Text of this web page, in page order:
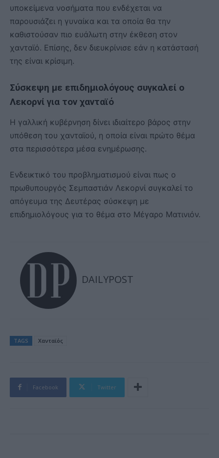
υποκείμενα νοσήματα που ενδέχεται να
παρουσιάζει η γυναίκα και τα οποία θα την
καθιστούσαν πιο ευάλωτη στην έκθεση στον
χανταϊό. Επίσης, δεν διευκρίνισε εάν η κατάστασή
της είναι κρίσιμη.
Σύσκεψη με επιδημιολόγους συγκαλεί ο
Λεκορνί για τον χανταϊό
Η γαλλική κυβέρνηση δίνει ιδιαίτερο βάρος στην
υπόθεση του χανταϊού, η οποία είναι πρώτο θέμα
στα περισσότερα μέσα ενημέρωσης.
Ενδεικτικό του προβληματισμού είναι πως ο
πρωθυπουργός Σεμπαστιάν Λεκορνί συγκαλεί το
απόγευμα της Δευτέρας σύσκεψη με
επιδημιολόγους για το θέμα στο Μέγαρο Ματινιόν.
DAILYPOST
TAGS Χανταϊός
Facebook Twitter